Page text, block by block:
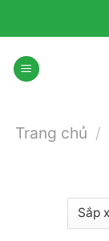
Trang chủ /